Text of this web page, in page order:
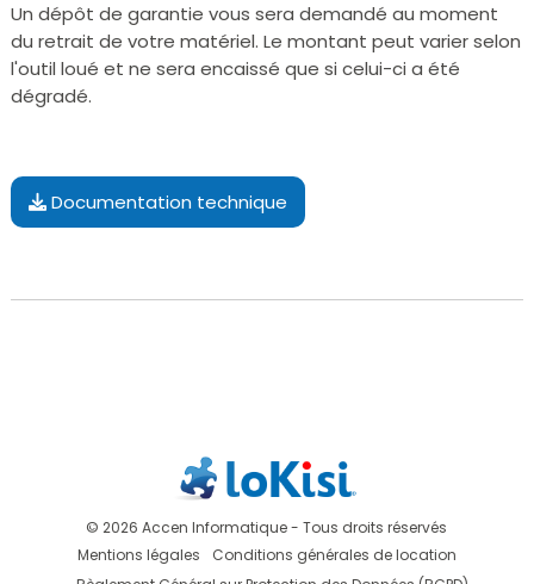
Un dépôt de garantie vous sera demandé au moment
du retrait de votre matériel. Le montant peut varier selon
l'outil loué et ne sera encaissé que si celui-ci a été
dégradé.
Documentation technique
© 2026 Accen Informatique - Tous droits réservés
Mentions légales
Conditions générales de location